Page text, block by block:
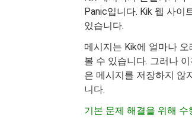
Panic입니다. Kik 웹 사이
있습니다.
메시지는 Kik에 얼마나
볼 수 있습니다. 그러나
은 메시지를 저장하지 않
니다.
기본 문제 해결을 위해